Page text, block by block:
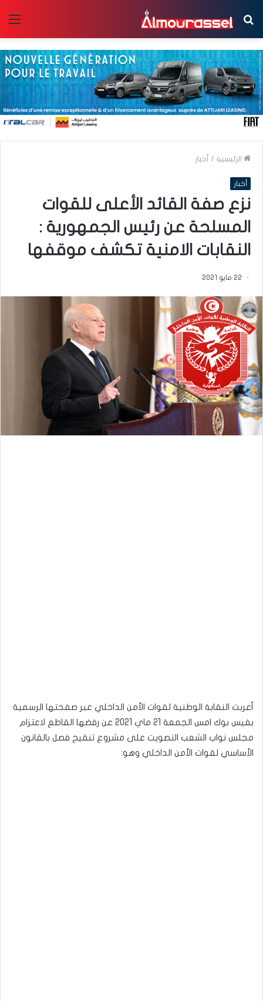
بحث
عن
الرئيسية / أخبار
أخبار
نزع صفة القائد الأعلى للقوات
المسلحة عن رئيس الجمهورية :
النقابات الامنية تكشف موقفها
22 مايو 2021
أعربت النقابة الوطنية لقوات الأمن الداخلي عبر صفحتها الرسمية
بفيس بوك امس الجمعة 21 ماي 2021 عن رفضها القاطع لاعتزام
مجلس نواب الشعب التصويت على مشروع تنقيح فصل بالقانون
الأساسي لقوات الأمن الداخلي وهو: